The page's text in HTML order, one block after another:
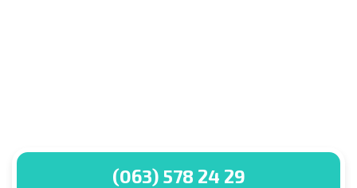
(063) 578 24 29